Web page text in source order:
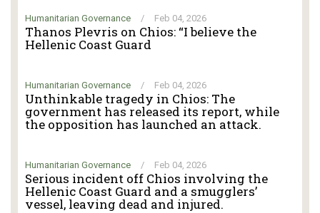
Humanitarian Governance / Feb 04, 2026
Thanos Plevris on Chios: “I believe the
Hellenic Coast Guard
Humanitarian Governance / Feb 04, 2026
Unthinkable tragedy in Chios: The
government has released its report, while
the opposition has launched an attack.
Humanitarian Governance / Feb 04, 2026
Serious incident off Chios involving the
Hellenic Coast Guard and a smugglers’
vessel, leaving dead and injured.